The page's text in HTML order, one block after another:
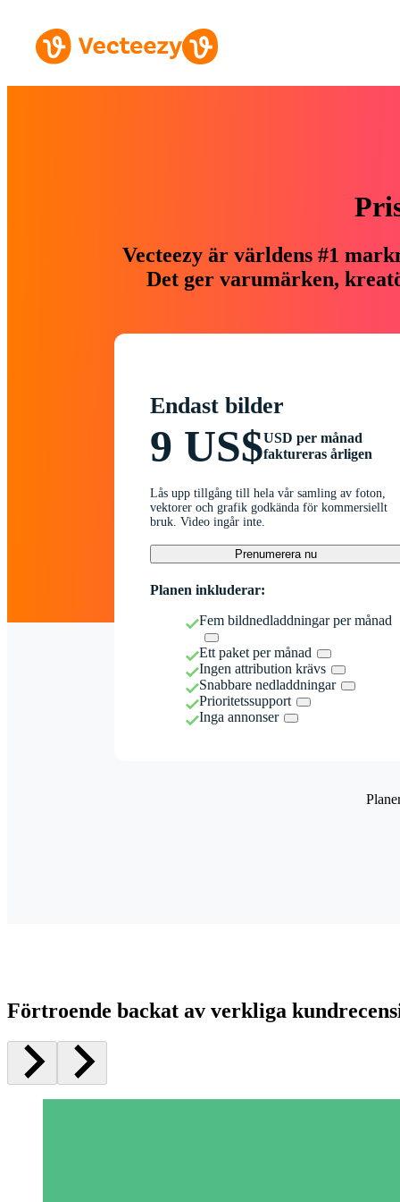
Vecteezy är världens #1
Det ger varumärken,
Endast bilder
9 US$USD per månad
faktureras årligen
Lås upp tillgång till hela vår samling av foton,
vektorer och grafik godkända för kommersiellt
bruk. Video ingår inte.
Prenumerera nu
Planen inkluderar:
Fem bildnedladdningar per månad
Ett paket per månad
Ingen attribution krävs
Snabbare nedladdningar
Prioritetssupport
Inga annonser
Förtroende backat av verkliga